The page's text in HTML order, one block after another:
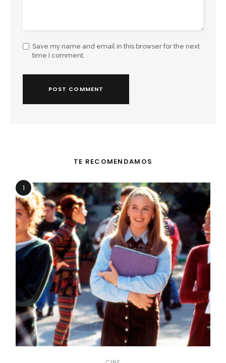
Save my name and email in this browser for the next
time I comment.
TE RECOMENDAMOS
1